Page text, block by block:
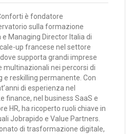
è fondatore
sulla formazione
e Managing Director Italia di
up francese nel settore
dove supporta grandi imprese
multinazionali nei percorsi di
e reskilling permanente. Con
di esperienza nel
finance, nel business SaaS e
HR, ha ricoperto ruoli chiave in
Jobrapido e Value Partners.
di trasformazione digitale,